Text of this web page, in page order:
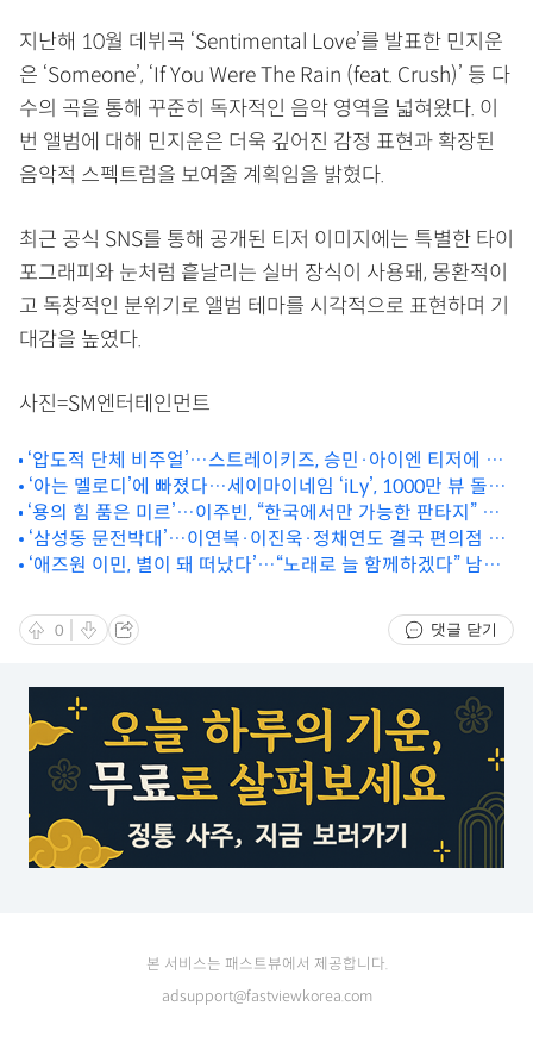
지난해 10월 데뷔곡 ‘Sentimental Love’를 발표한 민지운
은 ‘Someone’, ‘If You Were The Rain (feat. Crush)’ 등 다
수의 곡을 통해 꾸준히 독자적인 음악 영역을 넓혀왔다. 이
번 앨범에 대해 민지운은 더욱 깊어진 감정 표현과 확장된
음악적 스펙트럼을 보여줄 계획임을 밝혔다.
최근 공식 SNS를 통해 공개된 티저 이미지에는 특별한 타이
포그래피와 눈처럼 흩날리는 실버 장식이 사용돼, 몽환적이
고 독창적인 분위기로 앨범 테마를 시각적으로 표현하며 기
대감을 높였다.
사진=SM엔터테인먼트
‘압도적 단체 비주얼’…스트레이키즈, 승민·아이엔 티저에 완
전체 커버까지 한꺼번에 공개
‘아는 멜로디’에 빠졌다…세이마이네임 ‘iLy’, 1000만 뷰 돌파
눈앞
‘용의 힘 품은 미르’…이주빈, “한국에서만 가능한 판타지” 새
드라마 ‘트웰브’로 액션 도전
‘삼성동 문전박대’…이연복·이진욱·정채연도 결국 편의점 한
끼
‘애즈원 이민, 별이 돼 떠났다’…“노래로 늘 함께하겠다” 남기
0 댓글 닫기
본 서비스는 패스트뷰에서 제공합니다.
adsupport@fastviewkorea.com